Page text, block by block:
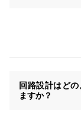
回路設計はど
ますか？